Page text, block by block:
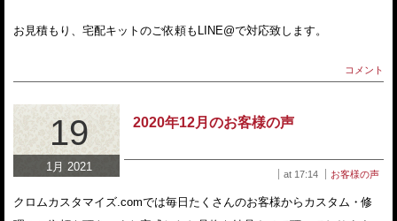
お見積もり、宅配キットのご依頼もLINE@で対応致します。
コメント
19
1月 2021
2020年12月のお客様の声
at 17:14 お客様の声
クロムカスタマイズ.comでは毎日たくさんのお客様からカスタム・修